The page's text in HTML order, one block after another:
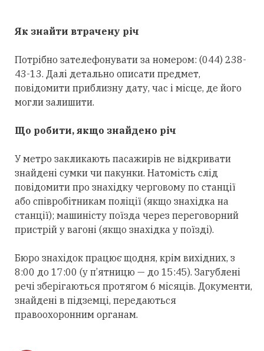
Як знайти втрачену річ
Потрібно зателефонувати за номером: (044) 238-
43-13. Далі детально описати предмет,
повідомити приблизну дату, час і місце, де його
могли залишити.
Що робити, якщо знайдено річ
У метро закликають пасажирів не відкривати
знайдені сумки чи пакунки. Натомість слід
повідомити про знахідку черговому по станції
або співробітникам поліції (якщо знахідка на
станції); машиністу поїзда через переговорний
пристрій у вагоні (якщо знахідка у поїзді).
Бюро знахідок працює щодня, крім вихідних, з
8:00 до 17:00 (у п’ятницю — до 15:45). Загублені
речі зберігаються протягом 6 місяців. Документи,
знайдені в підземці, передаються
правоохоронним органам.